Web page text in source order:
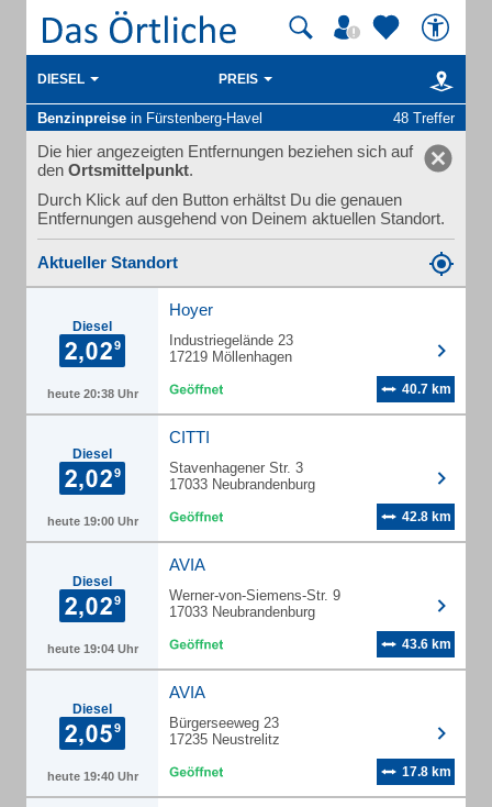
DIESEL PREIS
Benzinpreise in Fürstenberg-Havel 48 Treffer
Die hier angezeigten Entfernungen beziehen sich auf
den Ortsmittelpunkt.
Durch Klick auf den Button erhältst Du die genauen
Entfernungen ausgehend von Deinem aktuellen Standort.
Aktueller Standort
Diesel
heute 20:38 Uhr
Hoyer
Industriegelände 23
17219 Möllenhagen
40.7 km
Diesel
heute 19:00 Uhr
CITTI
Stavenhagener Str. 3
17033 Neubrandenburg
42.8 km
Diesel
heute 19:04 Uhr
AVIA
Werner-von-Siemens-Str. 9
17033 Neubrandenburg
43.6 km
Diesel
heute 19:40 Uhr
AVIA
Bürgerseeweg 23
17235 Neustrelitz
17.8 km